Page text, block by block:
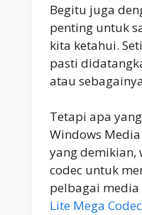
Begitu juga
penting untuk
kita ketahui.
pasti
atau
Tetapi apa
Windows
yang demikian,
codec untuk
pelbagai
Lite Mega Codec